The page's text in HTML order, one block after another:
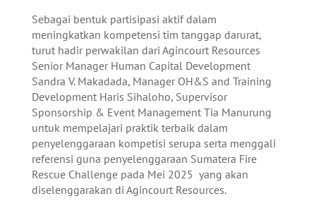
Sebagai bentuk partisipasi aktif dalam
meningkatkan kompetensi tim tanggap darurat,
turut hadir perwakilan dari Agincourt Resources
Senior Manager Human Capital Development
Sandra V. Makadada, Manager OH&S and Training
Development Haris Sihaloho, Supervisor
Sponsorship & Event Management Tia Manurung
untuk mempelajari praktik terbaik dalam
penyelenggaraan kompetisi serupa serta menggali
referensi guna penyelenggaraan Sumatera Fire
Rescue Challenge pada Mei 2025 yang akan
diselenggarakan di Agincourt Resources.